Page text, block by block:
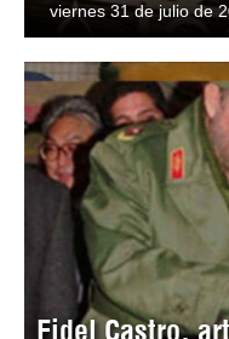
viernes 31 de julio de
Fidel Castro,